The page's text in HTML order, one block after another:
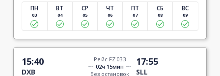
ПН
03
ВТ
04
СР
05
ЧТ
06
ПТ
07
СБ
08
ВС
09
15:40
DXB
Рейс FZ 033
02ч 15мин
Без остановок
17:55
SLL